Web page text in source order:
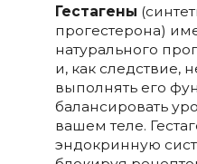
Гестагены
прогестерона)
натурального
и, как следствие,
выполнять его
балансировать
вашем теле.
эндокринную